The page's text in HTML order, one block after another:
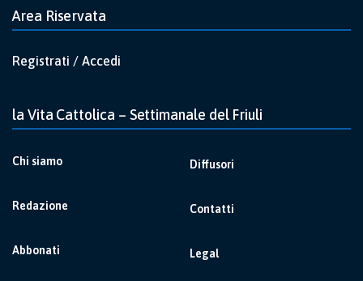
Area Riservata
Registrati / Accedi
la Vita Cattolica – Settimanale del Friuli
Chi siamo
Redazione
Abbonati
Diffusori
Contatti
Legal